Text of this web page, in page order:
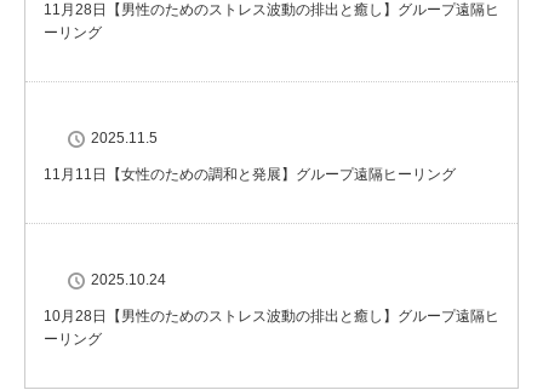
11月28日【男性のためのストレス波動の排出と癒し】グループ遠隔ヒ
ーリング
2025.11.5
11月11日【女性のための調和と発展】グループ遠隔ヒーリング
2025.10.24
10月28日【男性のためのストレス波動の排出と癒し】グループ遠隔ヒ
ーリング